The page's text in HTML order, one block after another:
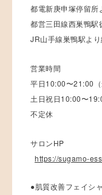
都電新庚申塚停留所
都営三田線西巣鴨
JR山手線巣鴨駅よ
営業時間
平日10:00〜21:00（
土日祝日10:00〜
不定休
サロンHP
https://sugamo-
●肌質改善フェイシ